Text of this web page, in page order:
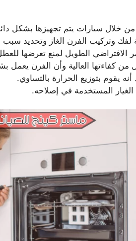
خلال سيارات يتم تجهيزها بشكل
لفك وتركيب الفرن الغاز وتحديد
الافتراضي الطويل لمنع تعرضها
كفاءتها العالية وأن الفرن يعمل
يقوم بتوزيع الحرارة بالتساوي.
المستخدمة في إصلاحه.